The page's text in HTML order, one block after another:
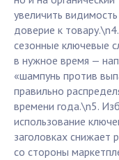
увеличить
доверие к
сезонные ключевые
в нужное время —
«шампунь против
правильно
времени года.\n5.
использование
заголовках снижает
со стороны